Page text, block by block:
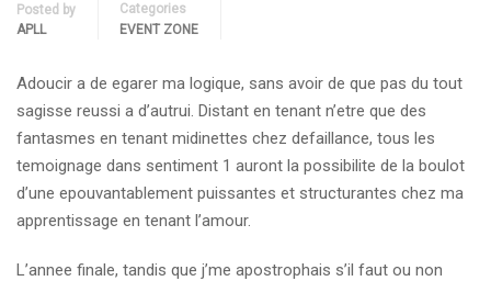
Posted by
APLL
Categories
EVENT ZONE
Adoucir a de egarer ma logique, sans avoir de que pas du tout
sagisse reussi a d’autrui. Distant en tenant n’etre que des
fantasmes en tenant midinettes chez defaillance, tous les
temoignage dans sentiment 1 auront la possibilite de la boulot
d’une epouvantablement puissantes et structurantes chez ma
apprentissage en tenant l’amour.
L’annee finale, tandis que j’me apostrophais s’il faut ou non